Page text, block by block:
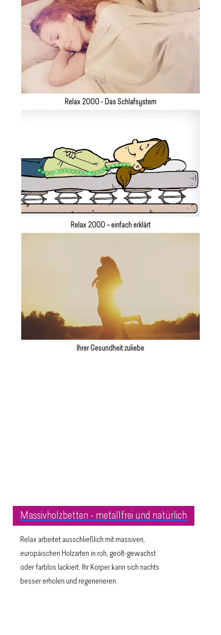
Relax 2000 - Das Schlafsystem
Relax 2000 – einfach erklärt
Ihrer Gesundheit zuliebe
Massivholzbetten - metallfrei und natürlich
Relax arbeitet ausschließlich mit massiven,
europäischen Holzarten in roh, geölt-gewachst
oder farblos lackiert. Ihr Körper kann sich nachts
besser erholen und regenerieren.